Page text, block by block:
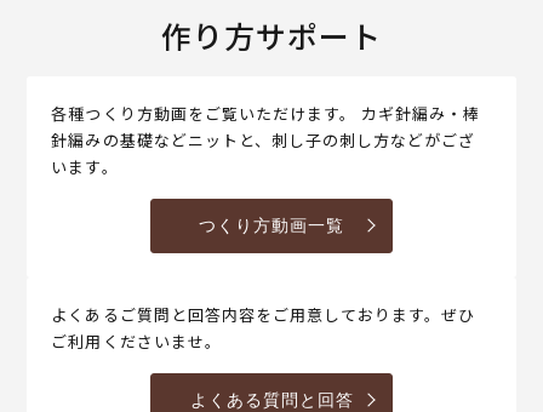
作り方サポート
各種つくり方動画をご覧いただけます。 カギ針編み・棒
針編みの基礎などニットと、刺し子の刺し方などがござ
います。
つくり方動画一覧
よくあるご質問と回答内容をご用意しております。ぜひ
ご利用くださいませ。
よくある質問と回答